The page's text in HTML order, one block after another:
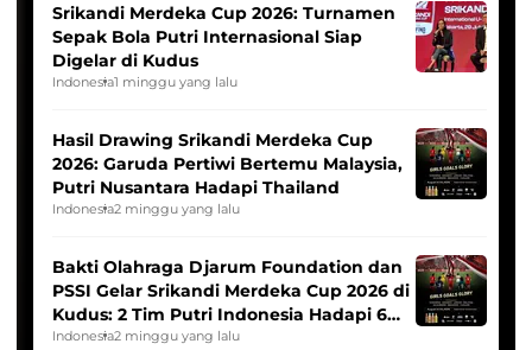
Srikandi Merdeka Cup 2026: Turnamen
Sepak Bola Putri Internasional Siap
Digelar di Kudus
Indonesia1 minggu yang lalu
Hasil Drawing Srikandi Merdeka Cup
2026: Garuda Pertiwi Bertemu Malaysia,
Putri Nusantara Hadapi Thailand
Indonesia2 minggu yang lalu
Bakti Olahraga Djarum Foundation dan
PSSI Gelar Srikandi Merdeka Cup 2026 di
Kudus: 2 Tim Putri Indonesia Hadapi 6
Tim Asia
Indonesia2 minggu yang lalu